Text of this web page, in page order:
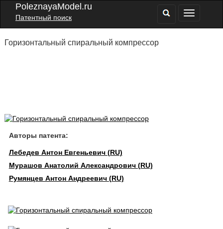
PoleznayaModel.ru
Патентный поиск
Горизонтальный спиральный компрессор
Авторы патента:
Лебедев Антон Евгеньевич (RU)
Мурашов Анатолий Александрович (RU)
Румянцев Антон Андреевич (RU)